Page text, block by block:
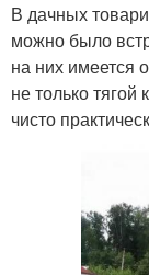
В дачных
можно было
на них имеется
не только
чисто